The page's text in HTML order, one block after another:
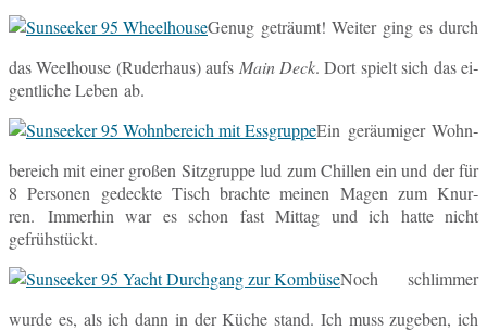
Genug ge­träumt! Weiter ging es durch
das Weel­house (Ru­der­haus) aufs Main Deck. Dort spielt sich das ei­
gent­li­che Leben ab.
Ein ge­räu­mi­ger Wohn­
be­reich mit einer großen Sitz­grup­pe lud zum Chil­len ein und der für
8 Per­so­nen ge­deck­te Tisch brach­te meinen Magen zum Knur­
ren. Im­mer­hin war es schon fast Mittag und ich hatte nicht
gefrühstückt.
Noch schlim­mer
wurde es, als ich dann in der Küche stand. Ich muss zu­ge­ben, ich